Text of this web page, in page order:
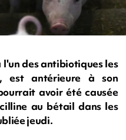
des antibiotiques les
est antérieure à son
avoir été causée
au bétail dans les
jeudi.